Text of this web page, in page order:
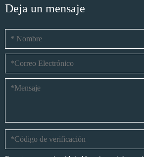
Deja un mensaje